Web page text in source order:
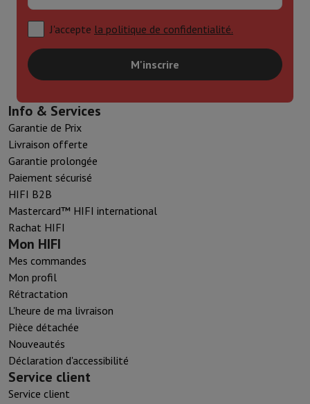
J'accepte la politique de confidentialité.
M'inscrire
Info & Services
Garantie de Prix
Livraison offerte
Garantie prolongée
Paiement sécurisé
HIFI B2B
Mastercard™ HIFI international
Rachat HIFI
Mon HIFI
Mes commandes
Mon profil
Rétractation
L'heure de ma livraison
Pièce détachée
Nouveautés
Déclaration d'accessibilité
Service client
Service client